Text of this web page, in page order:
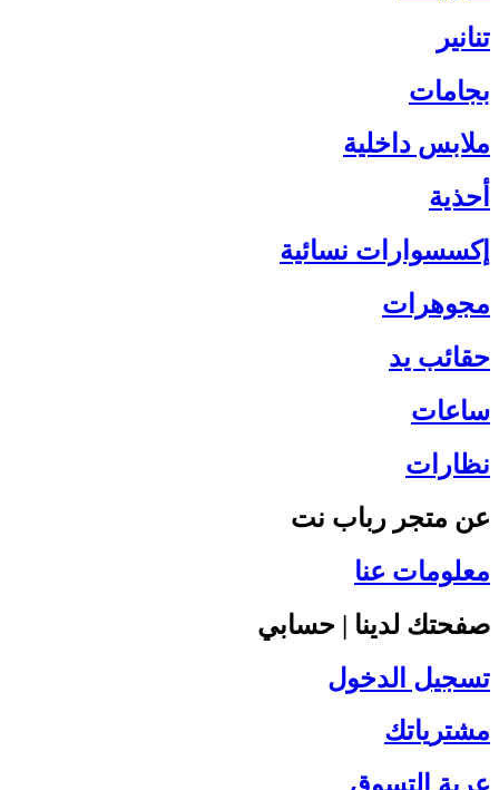
تنانير
بجامات
ملابس داخلية
أحذية
إكسسوارات نسائية
مجوهرات
حقائب يد
ساعات
نظارات
عن متجر رباب نت
معلومات عنا
صفحتك لدينا | حسابي
تسجيل الدخول
مشترياتك